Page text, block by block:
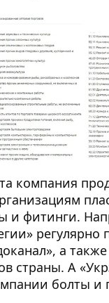
компания
и фитинги.
регулярно
а
страны. А
болты и